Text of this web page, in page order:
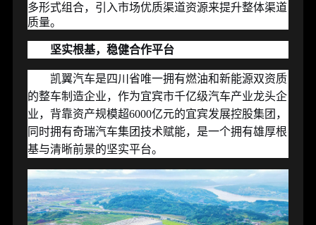
多形式组合，引入市场优质渠道资源来提升整体渠道
质量。
坚实根基，稳健合作平台
凯翼汽车是四川省唯一拥有燃油和新能源双资质
的整车制造企业，作为宜宾市千亿级汽车产业龙头企
业，背靠资产规模超6000亿元的宜宾发展控股集团，
同时拥有奇瑞汽车集团技术赋能，是一个拥有雄厚根
基与清晰前景的坚实平台。